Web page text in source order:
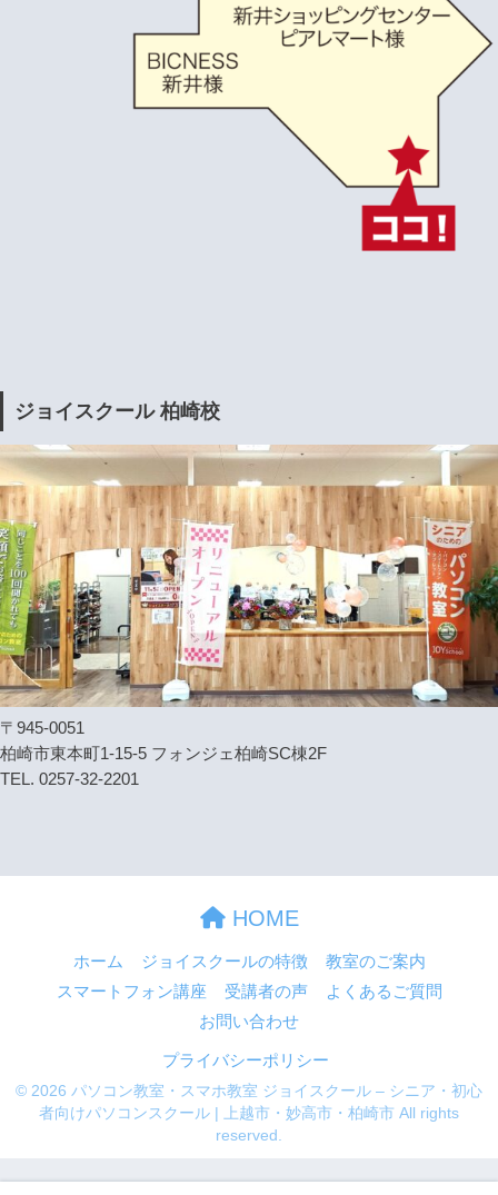
ジョイスクール 柏崎校
〒945-0051
柏崎市東本町1-15-5 フォンジェ柏崎SC棟2F
TEL. 0257-32-2201
HOME
ホーム ジョイスクールの特徴
教室のご案内
スマートフォン講座
受講者の声
よくあるご質問
お問い合わせ
プライバシーポリシー
© 2026 パソコン教室・スマホ教室 ジョイスクール – シニア・初心
者向けパソコンスクール | 上越市・妙高市・柏崎市 All rights
reserved.